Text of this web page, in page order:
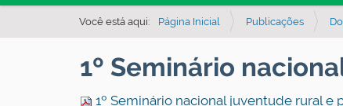
g
Você está aqui: Página Inicial Publicações
1º Seminário
1º Seminário nacional juventude rural